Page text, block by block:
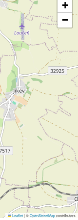
+
−
Leaflet|©OpenStreetMapcontributors